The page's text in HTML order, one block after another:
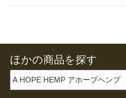
ほかの商品を探す